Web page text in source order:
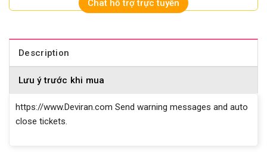
Chat hỗ trợ trực tuyến
Description
Lưu ý trước khi mua
https://www.Deviran.com Send warning messages and auto
close tickets.